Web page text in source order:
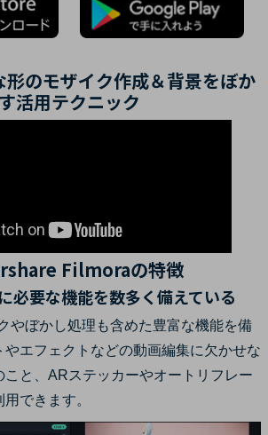
形のモザイク作成＆背景をぼか
す活用テクニック
Filmoraの特徴
必要な機能を数多く備えている
やぼかし処理も含めた豊富な機能を備
やエフェクトなどの動画編集に欠かせな
こと、ARステッカーやオートリフレー
できます。